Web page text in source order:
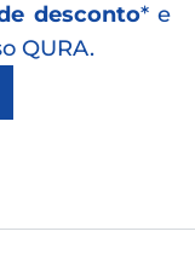
desconto* e
QURA.